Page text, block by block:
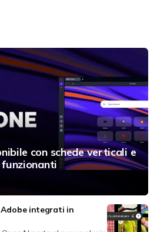
con schede verticali e
funzionanti
integrati in